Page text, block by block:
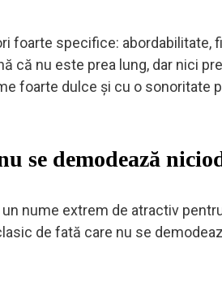
foarte specifice: abordabilitate,
că nu este prea lung, dar nici
foarte dulce și cu o sonoritate
se demodează
nume extrem de atractiv
de fată care nu se